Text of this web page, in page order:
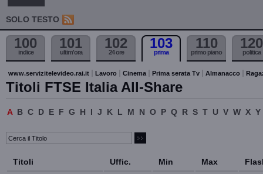
SOLO TESTO
100
indice
101
ultim'ora
102
24 ore
103
prima
110
primo piano
120
politica
www.servizitelevideo.rai.it Lavoro Cinema Prima serata Tv Almanacco
Titoli FTSE Italia All-Share
A B C D E F G H I J K L M N O P Q R S T U V W X Y
Titoli Uffic. Min Max